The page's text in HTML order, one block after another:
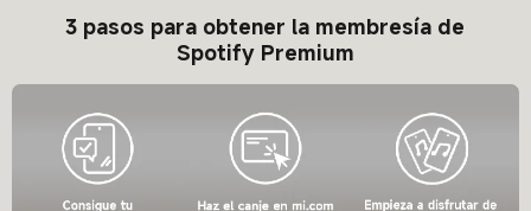
3 pasos para obtener la membresía de
Spotify Premium